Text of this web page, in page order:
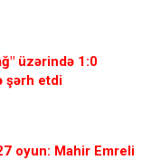
üzərində 1:0
şərh etdi
oyun: Mahir Emreli